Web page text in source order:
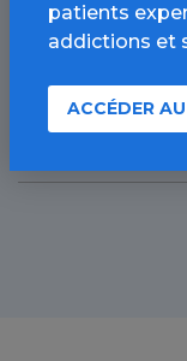
PARTAGER
LinkedIn
patients
addictions et
ACCÉDER